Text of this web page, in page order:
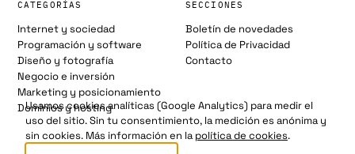
CATEGORÍAS
Internet y sociedad
Programación y software
Diseño y fotografía
Negocio e inversión
Marketing y posicionamiento
Dominios y hosting
SECCIONES
Boletín de novedades
Política de Privacidad
Contacto
Usamos cookies analíticas (Google Analytics) para medir el
uso del sitio. Sin tu consentimiento, la medición es anónima y
sin cookies. Más información en lapolítica de cookies.